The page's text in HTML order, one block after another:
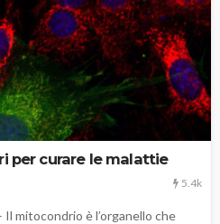
per curare le malattie
5.4k
Il mitocondrio è l’organello che